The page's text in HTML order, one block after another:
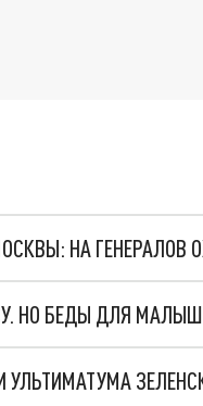
НА
НО БЕДЫ ДЛЯ